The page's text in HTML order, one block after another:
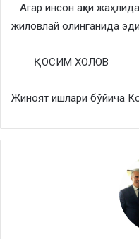
Агар инсон ақли
жиловлай олинганида
ҚОСИМ ХОЛОВ
Жиноят ишлари бўйича